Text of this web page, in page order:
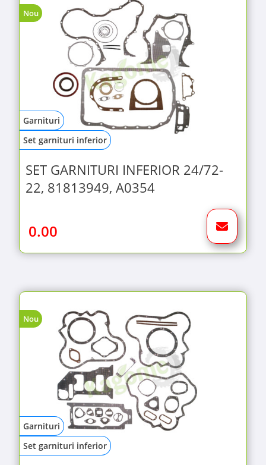
Nou
Garnituri
Set garnituri inferior
SET GARNITURI INFERIOR 24/72-
22, 81813949, A0354
0.00
Nou
Garnituri
Set garnituri inferior